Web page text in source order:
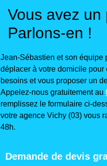
Vous avez un
Parlons-en !
Jean-Sébastien et son équipe
déplacer à votre domicile pour
besoins et vous proposer un
Appelez-nous gratuitement au
remplissez le formulaire ci-
votre agence Vichy (03) vous
48h.
Demande de devis